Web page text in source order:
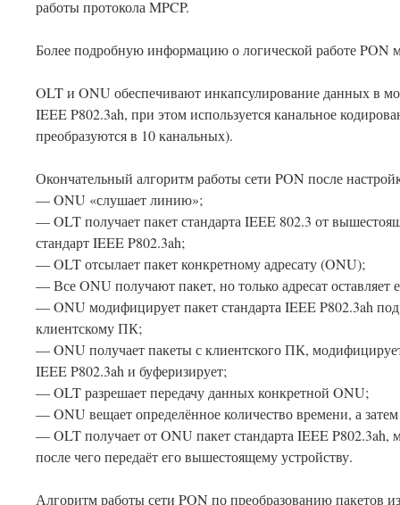
работы протокола MPCP.
Более подробную информацию о логической работе PON
OLT и ONU обеспечивают инкапсулирование данных в
IEEE P802.3ah, при этом используется канальное
преобразуются в 10 канальных).
Окончательный алгоритм работы сети PON после
— ONU «слушает линию»;
— OLT получает пакет стандарта IEEE 802.3 от
стандарт IEEE P802.3ah;
— OLT отсылает пакет конкретному адресату (ONU);
— Все ONU получают пакет, но только адресат оставляет
— ONU модифицирует пакет стандарта IEEE P802.3ah под
клиентскому ПК;
— ONU получает пакеты с клиентского ПК,
IEEE P802.3ah и буферизирует;
— OLT разрешает передачу данных конкретной ONU;
— ONU вещает определённое количество времени, а
— OLT получает от ONU пакет стандарта IEEE P802.3ah,
после чего передаёт его вышестоящему устройству.
Алгоритм работы сети PON по преобразованию пакетов